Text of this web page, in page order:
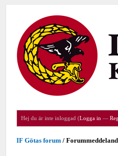
Hej du är inte inloggad (Logga in —
IF Götas forum /